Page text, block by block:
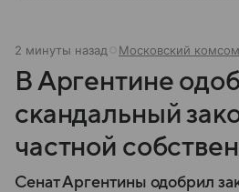
2 минуты назад Московский
В Аргентине
скандальный
частной
Сенат Аргентины одобрил